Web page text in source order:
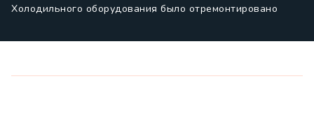
Холодильного оборудования было отремонтировано